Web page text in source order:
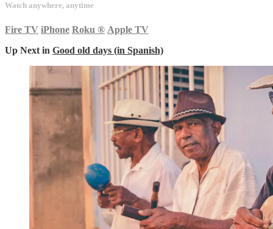
Watch anywhere, anytime
Fire TV iPhone Roku ® Apple TV
Up Next in Good old days (in Spanish)